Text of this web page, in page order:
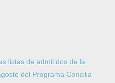
listas de admitidos de la
del Programa Concilia